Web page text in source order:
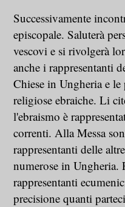
Successivamente
episcopale. Saluterà
vescovi e si rivolgerà
anche i rappresentanti
Chiese in Ungheria e
religiose ebraiche. Li
l'ebraismo è
correnti. Alla Messa
rappresentanti delle
numerose in Ungheria.
rappresentanti
precisione quanti